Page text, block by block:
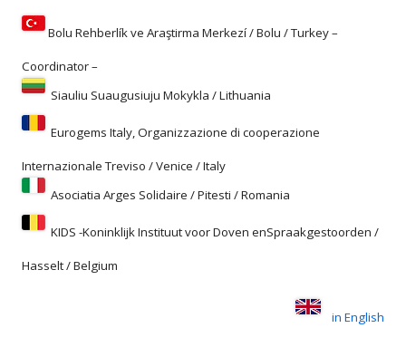
Bolu Rehberlík ve Araştirma Merkezí / Bolu / Turkey –
Coordinator –
Siauliu Suaugusiuju Mokykla / Lithuania
Eurogems Italy, Organizzazione di cooperazione
Internazionale Treviso / Venice / Italy
Asociatia Arges Solidaire / Pitesti / Romania
KIDS -Koninklijk Instituut voor Doven enSpraakgestoorden /
Hasselt / Belgium
in English